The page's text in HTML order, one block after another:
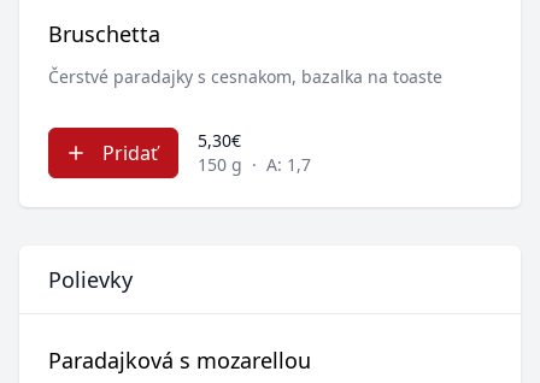
Bruschetta
Čerstvé paradajky s cesnakom, bazalka na toaste
Pridať
5,30€
150 g · A: 1,7
Polievky
Paradajková s mozarellou